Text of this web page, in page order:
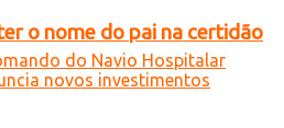
o nome do pai na certidão